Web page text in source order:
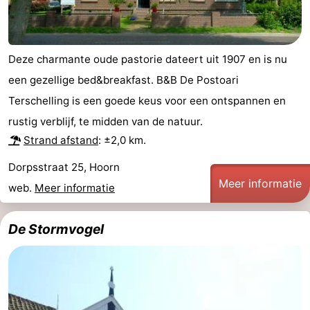
Zwembaden
-
Fietsen
-
Wandelen
-
Paardrijden
Surfen
-
Wadlopen
Eten
en
drinken
Nachtleven
Zeehonden
Evenementen
Deze charmante oude pastorie dateert uit 1907 en is nu
een gezellige bed&breakfast. B&B De Postoari
Terschelling is een goede keus voor een ontspannen en
rustig verblijf, te midden van de natuur.
Strand afstand: ±2,0 km.
Dorpsstraat 25, Hoorn
web. Meer informatie Meer informatie
De Stormvogel